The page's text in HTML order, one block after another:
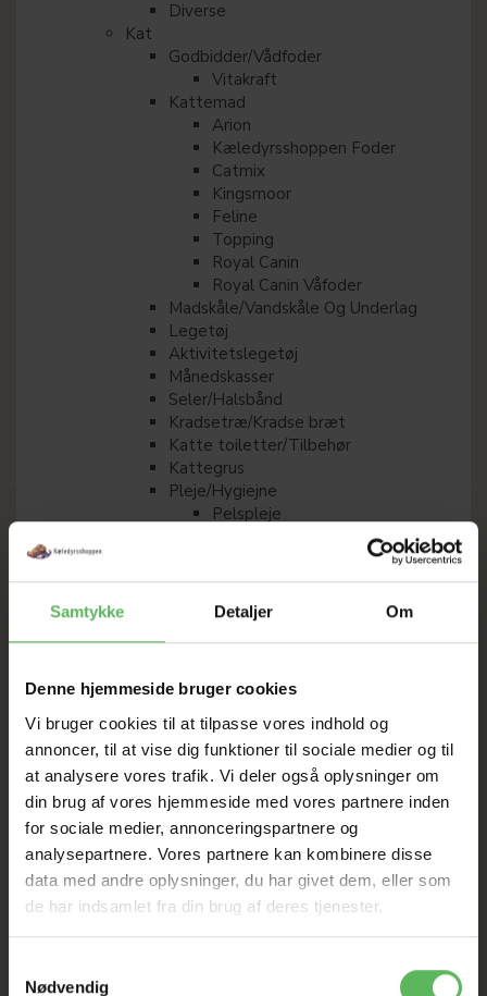
Samtykke Detaljer Om
Denne hjemmeside bruger cookies
Vi bruger cookies til at tilpasse vores indhold og
annoncer, til at vise dig funktioner til sociale medier og til
at analysere vores trafik. Vi deler også oplysninger om
din brug af vores hjemmeside med vores partnere inden
for sociale medier, annonceringspartnere og
analysepartnere. Vores partnere kan kombinere disse
data med andre oplysninger, du har givet dem, eller som
de har indsamlet fra din brug af deres tjenester.
Nødvendig
Diverse
Kat
Godbidder/Vådfoder
Vitakraft
Kattemad
Arion
Kæledyrsshoppen Foder
Catmix
Kingsmoor
Feline
Topping
Royal Canin
Royal Canin Våfoder
Madskåle/Vandskåle Og Underlag
Legetøj
Aktivitetslegetøj
Månedskasser
Seler/Halsbånd
Kradsetræ/Kradse bræt
Katte toiletter/Tilbehør
Kattegrus
Pleje/Hygiejne
Pelspleje
Tænder/Øre/Øjen Og Pote
Pleje
Hygiejne til Toiletter Og
Omgivelser
Vitaminer/Mineraler
Huler/Senge/Måtter
Transport Kasser/Huler
Katte/Hunde Lemme
Diverse
Gnaver
JR Farm ( Foder, Snacks, Hø)
Vitakraft (Foder, Snacks, Hø)
Rabbit DK
Little One